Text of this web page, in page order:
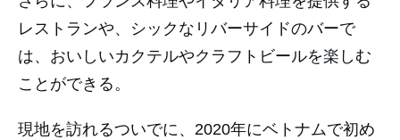
レストランや、シックなリバーサイドのバーで
は、おいしいカクテルやクラフトビールを楽しむ
ことができる。
現地を訪れるついでに、2020年にベトナムで初め